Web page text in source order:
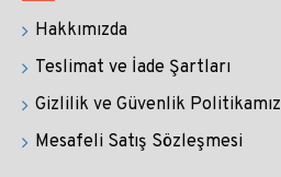
Hakkımızda
Teslimat ve İade Şartları
Gizlilik ve Güvenlik Politikamız
Mesafeli Satış Sözleşmesi